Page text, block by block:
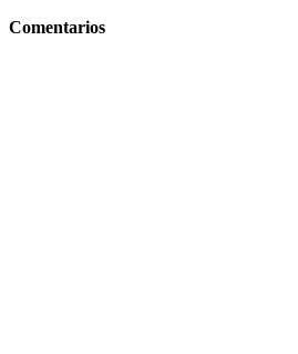
Comentarios